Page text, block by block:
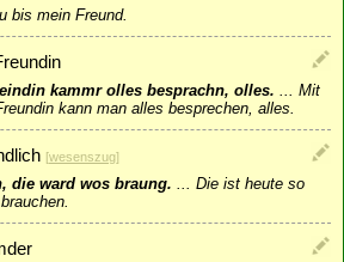
bis mein Freund.
kammr olles besprachn, olles. ... Mit
kann man alles besprechen, alles.
[wesenszug]
die ward wos braung. ... Die ist heute so